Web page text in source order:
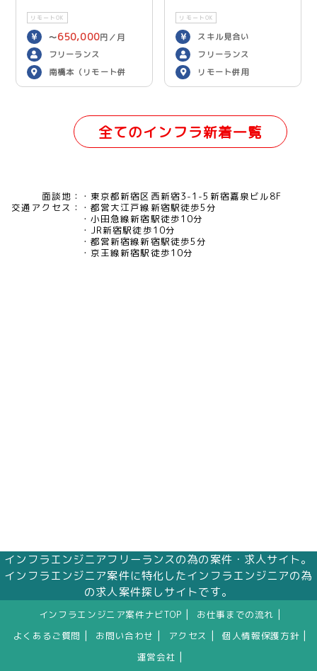
リモートOK
〜650,000円／月
フリーランス
南橋本（リモート併
用）
リモートOK
スキル見合い
フリーランス
リモート併用
全てのインフラ新着一覧
面談地：
東京都新宿区西新宿3-1-5新宿嘉泉ビル8F
交通アクセス：
都営大江戸線新宿駅徒歩5分
小田急線新宿駅徒歩10分
JR新宿駅徒歩10分
都営新宿線新宿駅徒歩5分
京王線新宿駅徒歩10分
インフラエンジニアフリーランスの為の案件・求人サイト。
インフラエンジニア案件に特化したインフラエンジニアの為
の求人案件探しサイトです。
インフラエンジニア案件ナビTOP お仕事までの流れ
よくあるご質問 お問い合わせ アクセス 個人情報保護方針
運営会社